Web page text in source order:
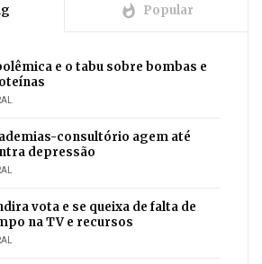
whatshot Popular
e o tabu sobre bombas e
consultório agem até
depressão
vota e se queixa de falta de
na TV e recursos